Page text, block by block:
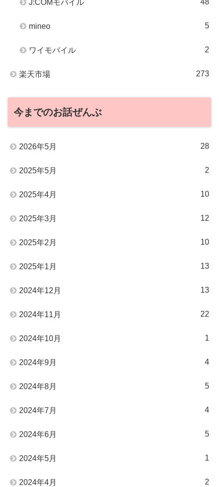
J:COMモバイル 48
mineo 5
ワイモバイル 2
楽天市場 273
今までのお話ぜんぶ
2026年5月 28
2025年5月 2
2025年4月 10
2025年3月 12
2025年2月 10
2025年1月 13
2024年12月 13
2024年11月 22
2024年10月 1
2024年9月 4
2024年8月 5
2024年7月 4
2024年6月 5
2024年5月 1
2024年4月 2